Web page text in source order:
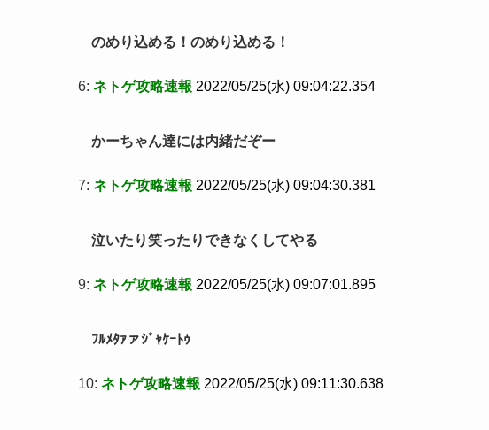
のめり込める！のめり込める！
6: ネトゲ攻略速報 2022/05/25(水) 09:04:22.354
かーちゃん達には内緒だぞー
7: ネトゲ攻略速報 2022/05/25(水) 09:04:30.381
泣いたり笑ったりできなくしてやる
9: ネトゲ攻略速報 2022/05/25(水) 09:07:01.895
ﾌﾙﾒﾀｧァｼﾞｬｹｰﾄｩ
10: ネトゲ攻略速報 2022/05/25(水) 09:11:30.638